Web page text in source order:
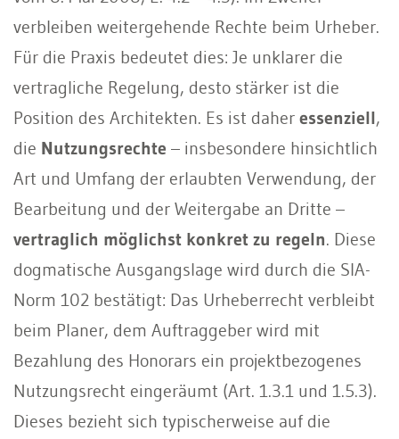
verbleiben weitergehende Rechte beim Urheber.
Für die Praxis bedeutet dies: Je unklarer die
vertragliche Regelung, desto stärker ist die
Position des Architekten. Es ist daher essenziell,
die Nutzungsrechte – insbesondere hinsichtlich
Art und Umfang der erlaubten Verwendung, der
Bearbeitung und der Weitergabe an Dritte –
vertraglich möglichst konkret zu regeln. Diese
dogmatische Ausgangslage wird durch die SIA-
Norm 102 bestätigt: Das Urheberrecht verbleibt
beim Planer, dem Auftraggeber wird mit
Bezahlung des Honorars ein projektbezogenes
Nutzungsrecht eingeräumt (Art. 1.3.1 und 1.5.3).
Dieses bezieht sich typischerweise auf die